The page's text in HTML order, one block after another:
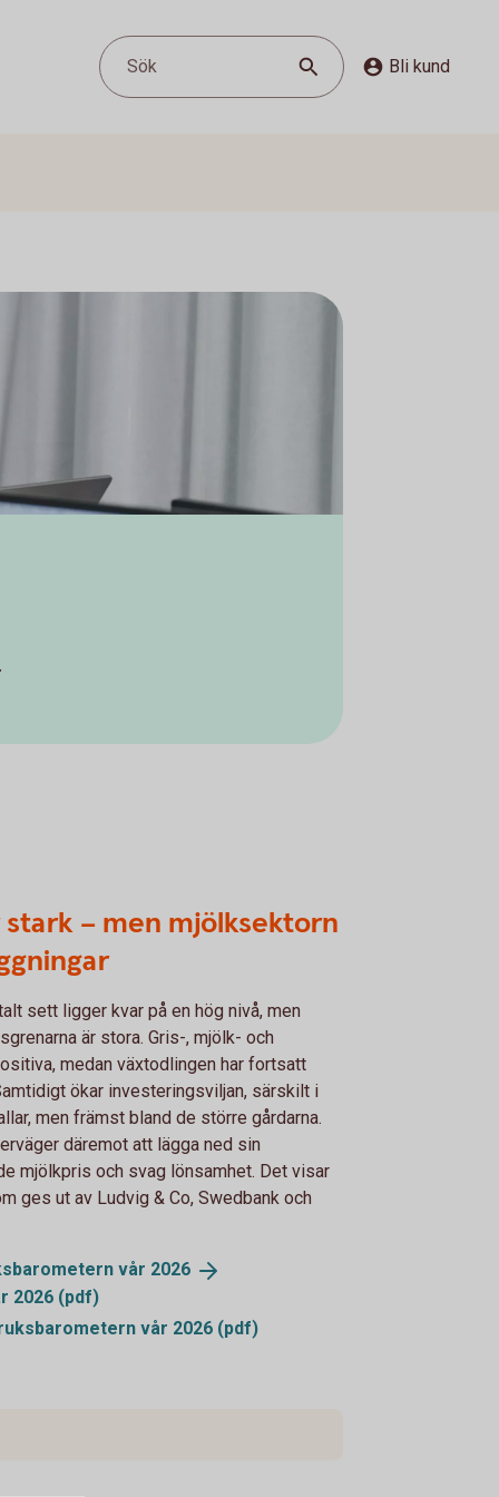
Sök Bli kund
– men mjölksektorn
sett ligger kvar på en hög nivå, men
är stora. Gris-, mjölk- och
medan växtodlingen har fortsatt
ökar investeringsviljan, särskilt i
men främst bland de större gårdarna.
däremot att lägga ned sin
mjölkpris och svag lönsamhet. Det visar
ges ut av Ludvig & Co, Swedbank och
vår 2026
2026 (pdf)
vår 2026 (pdf)